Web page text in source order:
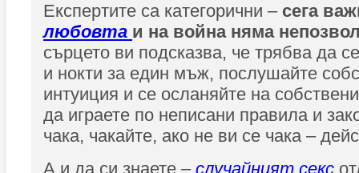
Експертите са категорични – сега
любовта и на война няма
сърцето ви подсказва, че трябва да
и нокти за един мъж, послушайте
интуиция и се осланяйте на
да играете по неписани правила и
чака, чакайте, ако не ви се чака –
А и да си знаете – случайният секс